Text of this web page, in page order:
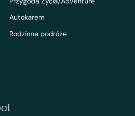
Autokarem
Rodzinne podróże